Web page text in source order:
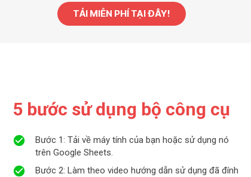
TẢI MIỄN PHÍ TẠI ĐÂY!
5 bước sử dụng bộ công cụ
Bước 1: Tải về máy tính của bạn hoặc sử dụng nó
trên Google Sheets.
Bước 2: Làm theo video hướng dẫn sử dụng đã đính